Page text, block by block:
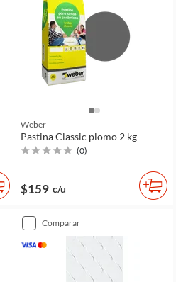
Weber
Pastina Classic plomo 2 kg
(0)
$159 c/u
comparar